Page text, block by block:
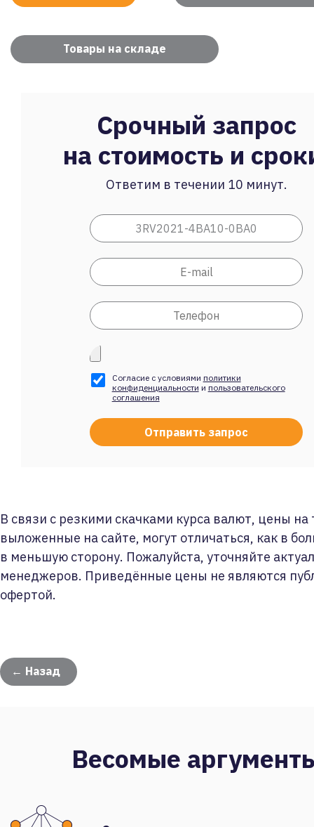
Товары на складе
Срочный запрос
на стоимость и
Ответим в течении 10 минут.
Согласие с условиями политики
конфиденциальности и пользовательского
соглашения
В связи с резкими скачками курса валют, цены на
выложенные на сайте, могут отличаться, как в
в меньшую сторону. Пожалуйста, уточняйте
менеджеров. Приведённые цены не являются
офертой.
← Назад
Весомые